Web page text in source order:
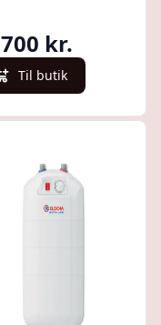
kr.
Til butik